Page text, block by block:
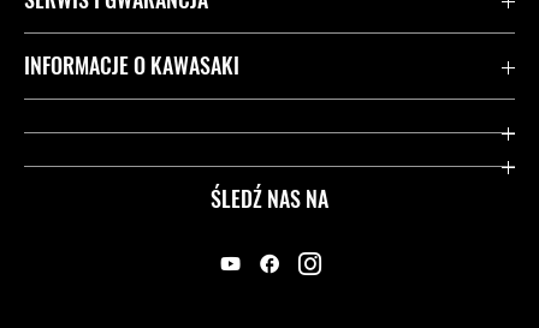
ŚLEDŹ NAS NA
Kontakt
Przydatne strony
INFORMACJE O KAWASAKI
Dziedzictwo Kawasaki